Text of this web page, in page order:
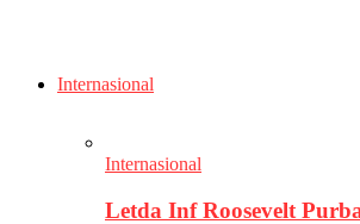
Internasional
Internasional
Letda Inf Roosevelt